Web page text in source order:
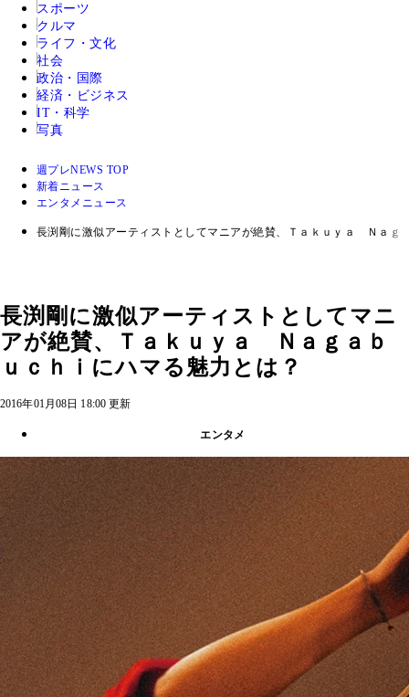
スポーツ
クルマ
ライフ・文化
社会
政治・国際
経済・ビジネス
IT・科学
写真
週プレNEWS TOP
新着ニュース
エンタメニュース
長渕剛に激似アーティストとしてマニアが絶賛、Ｔａｋｕｙａ Ｎａｇ
長渕剛に激似アーティストとしてマニ
アが絶賛、Ｔａｋｕｙａ Ｎａｇａｂ
ｕｃｈｉにハマる魅力とは？
2016年01月08日 18:00 更新
エンタメ